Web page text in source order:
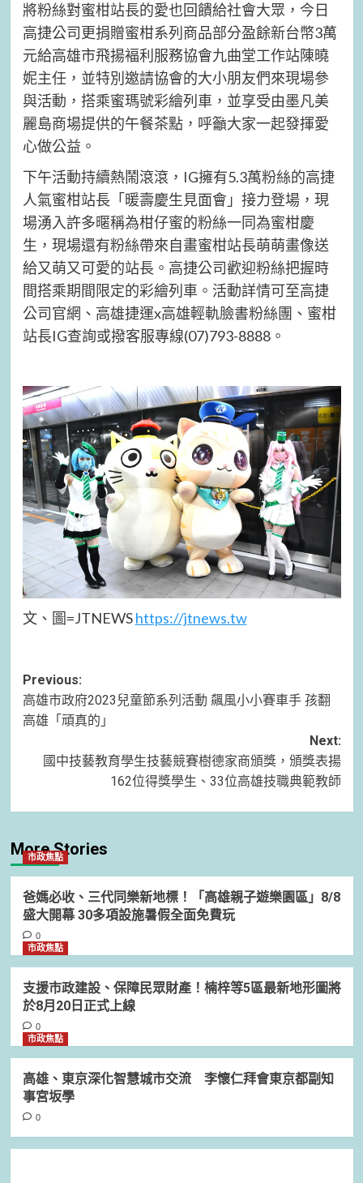
將粉絲對蜜柑站長的愛也回饋給社會大眾，今日
高捷公司更捐贈蜜柑系列商品部分盈餘新台幣3萬
元給高雄市飛揚褔利服務協會九曲堂工作站陳曉
妮主任，並特別邀請協會的大小朋友們來現場參
與活動，搭乘蜜瑪號彩繪列車，並享受由墨凡美
麗島商場提供的午餐茶點，呼籲大家一起發揮愛
心做公益。
下午活動持續熱鬧滾滾，IG擁有5.3萬粉絲的高捷
人氣蜜柑站長「暖壽慶生見面會」接力登場，現
場湧入許多暱稱為柑仔蜜的粉絲一同為蜜柑慶
生，現場還有粉絲帶來自畫蜜柑站長萌萌畫像送
給又萌又可愛的站長。高捷公司歡迎粉絲把握時
間搭乘期間限定的彩繪列車。活動詳情可至高捷
公司官網、高雄捷運x高雄輕軌臉書粉絲團、蜜柑
站長IG查詢或撥客服專線(07)793-8888。
文、圖=JTNEWShttps://jtnews.tw
Post
navigation
Previous:
高雄市政府2023兒童節系列活動 飆風小小賽車手 孩翻
高雄「頑真的」
Next:
國中技藝教育學生技藝競賽樹德家商頒獎，頒獎表揚
162位得獎學生、33位高雄技職典範教師
More Stories
市政焦點
爸媽必收、三代同樂新地標！「高雄親子遊樂園區」8/8
盛大開幕 30多項設施暑假全面免費玩
0
市政焦點
支援市政建設、保障民眾財產！楠梓等5區最新地形圖將
於8月20日正式上線
0
市政焦點
高雄、東京深化智慧城市交流 李懷仁拜會東京都副知
事宮坂學
0